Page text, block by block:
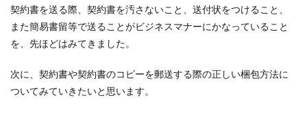
ことができな...
イラストバイトなら完全在宅でもでき
る仕事！
契約書を送る際、契約書を汚さないこと、送付状をつけること、
また簡易書留等で送ることがビジネスマナーにかなっていること
を、先ほどはみてきました。
次に、契約書や契約書のコピーを郵送する際の正しい梱包方法に
ついてみていきたいと思います。